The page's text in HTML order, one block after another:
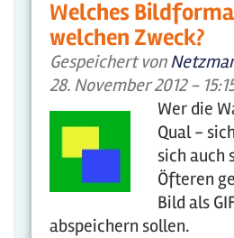
Welches
welchen Zweck?
Gespeichert von
28. November 2012 -
Wer die
Qual -
sich auch
Öfteren
Bild als
abspeichern sollen.